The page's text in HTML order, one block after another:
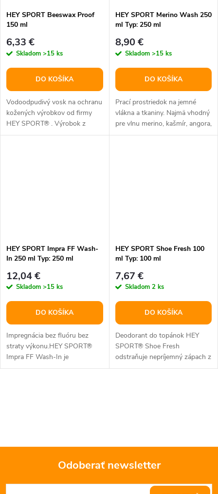
HEY SPORT Beeswax Proof
150 ml
6,33 €
Skladom >15 ks
DO KOŠÍKA
Vodoodpudivý vosk na ochranu
kožených výrobkov od firmy
HEY SPORT® . Výrobok z
prírodných zdrojov. Včelí vosk
HEY SPORT Merino Wash 250
ml Typ: 250 ml
8,90 €
Skladom >15 ks
DO KOŠÍKA
Prací prostriedok na jemné
vlákna a tkaniny. Najmä vhodný
pre vlnu merino, kašmír, angora,
hodvábu atď. Na pranie,...
HEY SPORT Impra FF Wash-
In 250 ml Typ: 250 ml
12,04 €
Skladom >15 ks
DO KOŠÍKA
Impregnácia bez fluóru bez
straty výkonu.HEY SPORT®
Impra FF Wash-In je
impregnácia, ktorá sa pridáva k
HEY SPORT Shoe Fresh 100
ml Typ: 100 ml
7,67 €
Skladom 2 ks
DO KOŠÍKA
Deodorant do topánok HEY
SPORT® Shoe Fresh
odstraňuje nepríjemný zápach z
topánok a po dlhú dobu
Z
Odoberať newsletter